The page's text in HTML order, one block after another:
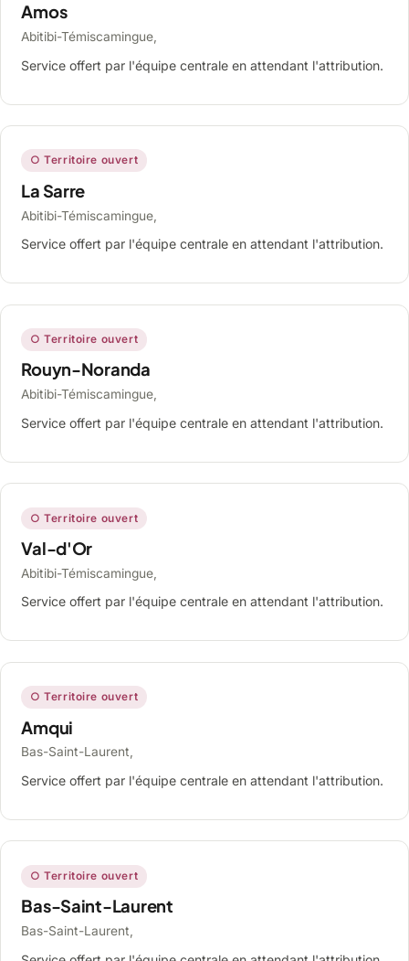
Amos
Abitibi-Témiscamingue,
Service offert par l'équipe centrale en attendant l'attribution.
○ Territoire ouvert
La Sarre
Abitibi-Témiscamingue,
Service offert par l'équipe centrale en attendant l'attribution.
○ Territoire ouvert
Rouyn-Noranda
Abitibi-Témiscamingue,
Service offert par l'équipe centrale en attendant l'attribution.
○ Territoire ouvert
Val-d'Or
Abitibi-Témiscamingue,
Service offert par l'équipe centrale en attendant l'attribution.
○ Territoire ouvert
Amqui
Bas-Saint-Laurent,
Service offert par l'équipe centrale en attendant l'attribution.
○ Territoire ouvert
Bas-Saint-Laurent
Bas-Saint-Laurent,